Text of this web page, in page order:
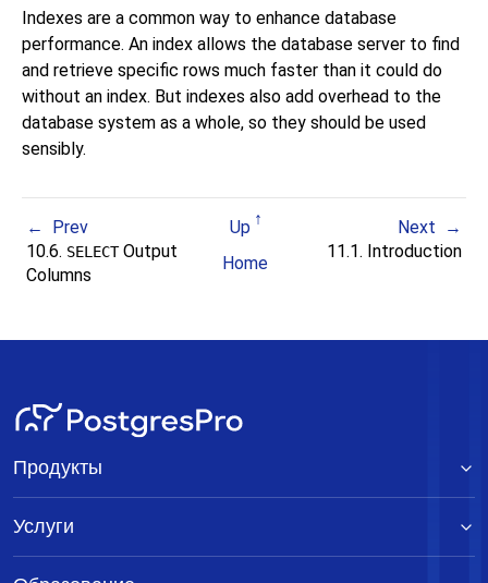
Indexes are a common way to enhance database
performance. An index allows the database server to find
and retrieve specific rows much faster than it could do
without an index. But indexes also add overhead to the
database system as a whole, so they should be used
sensibly.
Prev Up
Next
10.6. SELECTOutput
Columns
Home
11.1. Introduction
Продукты
Услуги